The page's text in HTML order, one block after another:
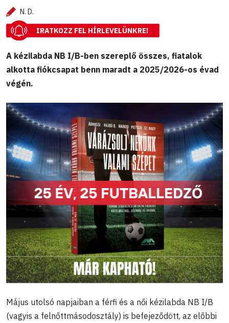
N. D.
IRATKOZZ FEL HÍRLEVELÜNKRE!
A kézilabda NB I/B-ben szereplő összes, fiatalok
alkotta fiókcsapat benn maradt a 2025/2026-os évad
végén.
Május utolsó napjaiban a férfi és a női kézilabda NB I/B
(vagyis a felnőttmásodosztály) is befejeződött, az előbbi